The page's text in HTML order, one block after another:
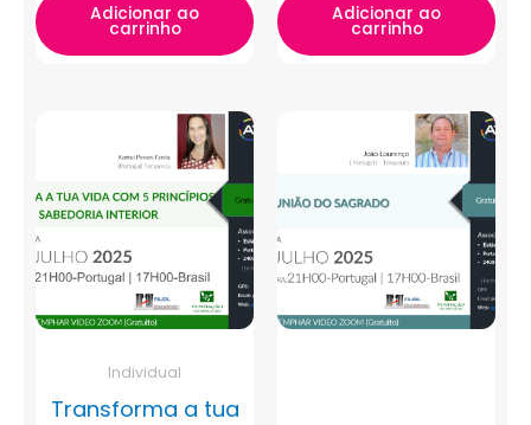
Adicionar ao
carrinho
Adicionar ao
carrinho
Individual
Transforma a tua